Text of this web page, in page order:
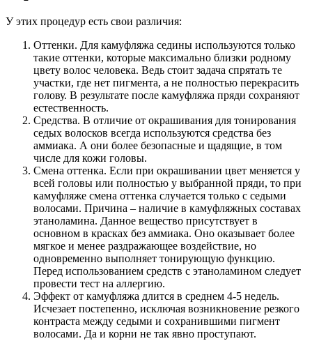
У этих процедур есть свои различия:
Оттенки. Для камуфляжа седины используются только
такие оттенки, которые максимально близки родному
цвету волос человека. Ведь стоит задача спрятать те
участки, где нет пигмента, а не полностью перекрасить
голову. В результате после камуфляжа пряди сохраняют
естественность.
Средства. В отличие от окрашивания для тонирования
седых волосков всегда используются средства без
аммиака. А они более безопасные и щадящие, в том
числе для кожи головы.
Смена оттенка. Если при окрашивании цвет меняется у
всей головы или полностью у выбранной пряди, то при
камуфляже смена оттенка случается только с седыми
волосами. Причина – наличие в камуфляжных составах
этаноламина. Данное вещество присутствует в
основном в красках без аммиака. Оно оказывает более
мягкое и менее раздражающее воздействие, но
одновременно выполняет тонирующую функцию.
Перед использованием средств с этаноламином следует
провести тест на аллергию.
Эффект от камуфляжа длится в среднем 4-5 недель.
Исчезает постепенно, исключая возникновение резкого
контраста между седыми и сохранившими пигмент
волосами. Да и корни не так явно проступают.